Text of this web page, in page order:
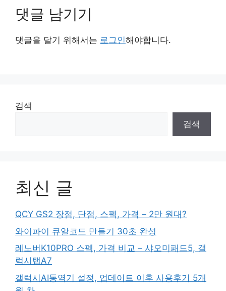
댓글 남기기
댓글을 달기 위해서는 로그인해야합니다.
검색
검색
최신 글
QCY GS2 장점, 단점, 스펙, 가격 – 2만 원대?
와이파이 큐알코드 만들기 30초 완성
레노버K10PRO 스펙, 가격 비교 – 샤오미패드5, 갤
럭시탭A7
갤럭시AI통역기 설정, 업데이트 이후 사용후기 5개